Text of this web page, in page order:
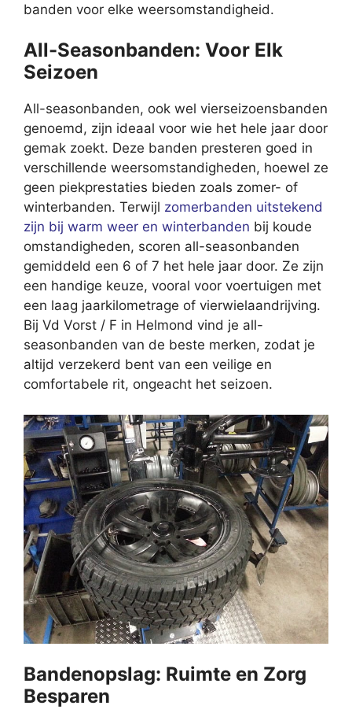
banden voor elke weersomstandigheid.
All-Seasonbanden: Voor Elk
Seizoen
All-seasonbanden, ook wel vierseizoensbanden
genoemd, zijn ideaal voor wie het hele jaar door
gemak zoekt. Deze banden presteren goed in
verschillende weersomstandigheden, hoewel ze
geen piekprestaties bieden zoals zomer- of
winterbanden. Terwijl zomerbanden uitstekend
zijn bij warm weer en winterbanden bij koude
omstandigheden, scoren all-seasonbanden
gemiddeld een 6 of 7 het hele jaar door. Ze zijn
een handige keuze, vooral voor voertuigen met
een laag jaarkilometrage of vierwielaandrijving.
Bij Vd Vorst / F in Helmond vind je all-
seasonbanden van de beste merken, zodat je
altijd verzekerd bent van een veilige en
comfortabele rit, ongeacht het seizoen.
Bandenopslag: Ruimte en Zorg
Besparen